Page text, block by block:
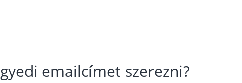
emailcímet szerezni?